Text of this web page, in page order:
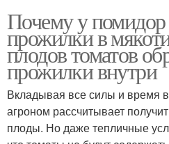
Почему у
прожилки в
плодов томатов
прожилки внутри
Вкладывая все силы и время
агроном рассчитывает
плоды. Но даже тепличные